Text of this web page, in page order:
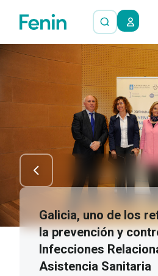
Galicia, uno de los
la prevención y
Infecciones
Asistencia Sanitaria